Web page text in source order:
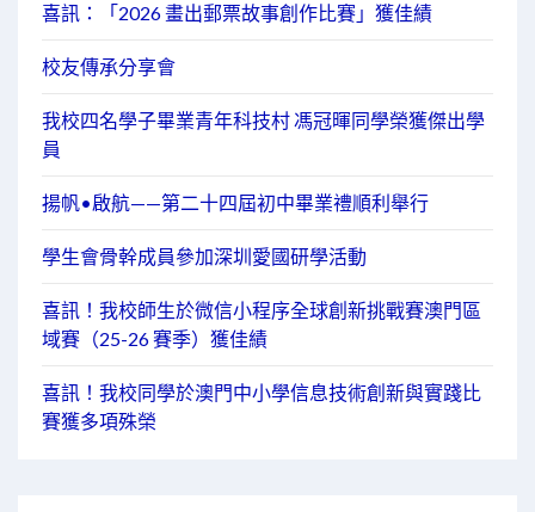
喜訊：「2026 畫出郵票故事創作比賽」獲佳績
校友傳承分享會
我校四名學子畢業青年科技村 馮冠暉同學榮獲傑出學
員
揚帆•啟航——第二十四屆初中畢業禮順利舉行
學生會骨幹成員參加深圳愛國研學活動
喜訊！我校師生於微信小程序全球創新挑戰賽澳門區
域賽（25-26 賽季）獲佳績
喜訊！我校同學於澳門中小學信息技術創新與實踐比
賽獲多項殊榮